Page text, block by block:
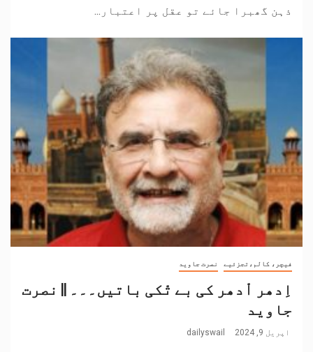
ذہن گھبرا جائے تو عقل پر اعتبار...
فیچر، کالم،تجزئیے نصرت جاوید
اِدھر اْدھر کی بے تْکی باتیں۔۔۔ || نصرت
جاوید
اپریل 9, 2024 dailyswail